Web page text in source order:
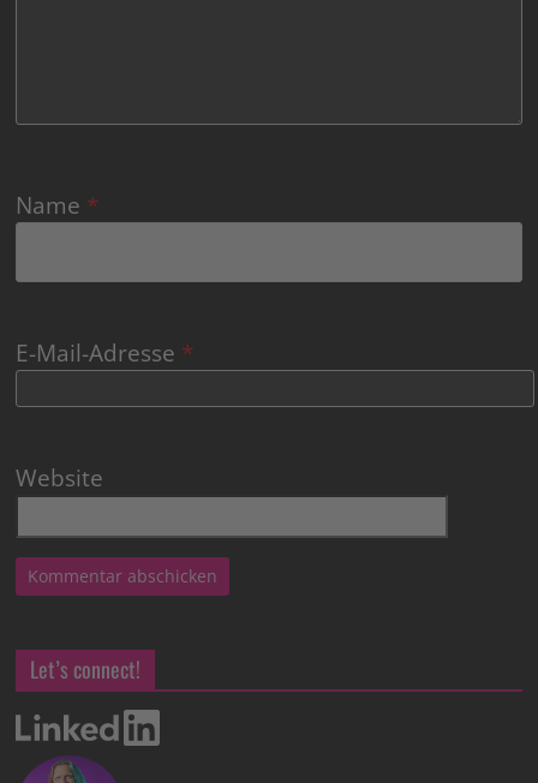
Name *
E-Mail-Adresse *
Website
Let’s connect!